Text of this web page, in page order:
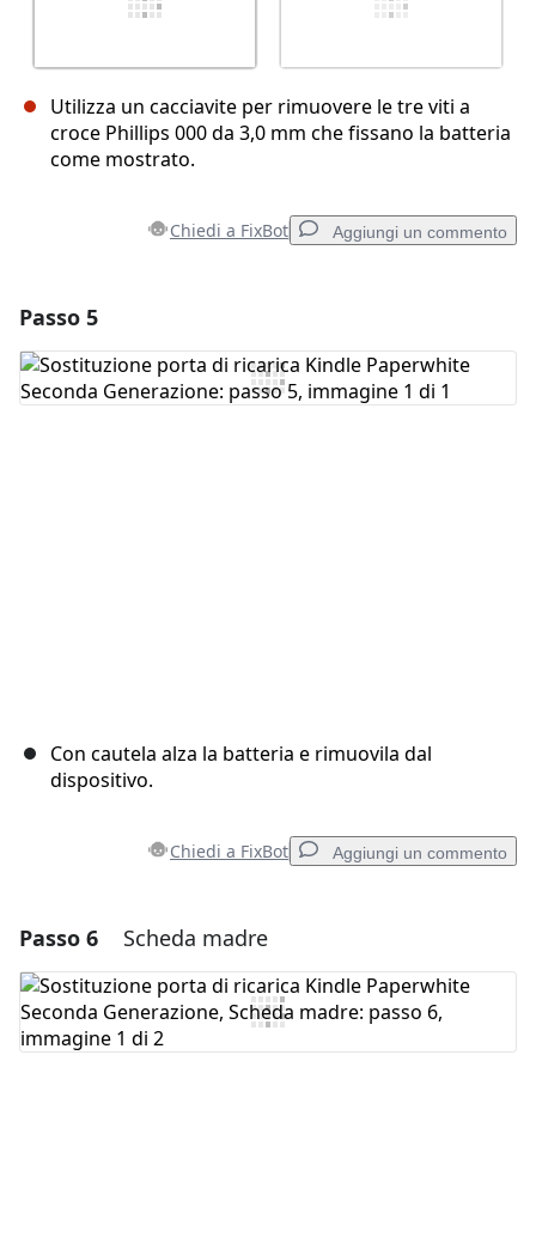
Utilizza un cacciavite per rimuovere le tre viti a
croce Phillips 000 da 3,0 mm che fissano la batteria
come mostrato.
Chiedi a FixBot Aggiungi un commento
Aggiungi Commento
Passo 5
Con cautela alza la batteria e rimuovila dal
dispositivo.
Chiedi a FixBot Aggiungi un commento
Aggiungi un commento
Aggiungi Commento
Passo 6 Scheda madre